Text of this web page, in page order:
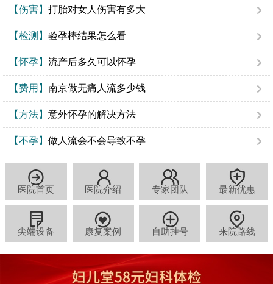
【伤害】 打胎对女人伤害有多大
【检测】 验孕棒结果怎么看
【怀孕】 流产后多久可以怀孕
【费用】 南京做无痛人流多少钱
【方法】 意外怀孕的解决方法
【不孕】 做人流会不会导致不孕
医院首页 医院介绍 专家团队 最新优惠
尖端设备 康复案例 自助挂号 来院路线